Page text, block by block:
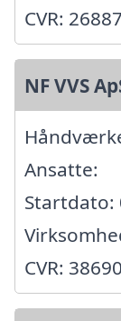
CVR:
NF VVS
Ansatte:
Startdato:
CVR: